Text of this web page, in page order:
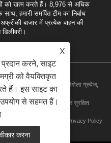
को खत्म करते हैं। 8,976 से अधिक
हमारी समर्पित टीम का निर्बाध
बाजार में प्रत्येक वाहन की
डिलीवरी।
कंपनी लिमिटेड। - अंगोला ग्रुपेज,
ग्रुपेज सर्विस सभी अधिकार सुरक्षित
Privacy Policy
X
करने, साइट
को वैयक्तिकृत
हैं। इस साइट का
से सहमत हैं।
करना